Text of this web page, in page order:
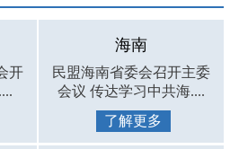
开
海南
民盟海南省委会召开主委
会议 传达学习中共海....
了解更多